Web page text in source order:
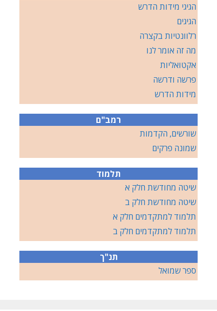
הגיגי מידות הדרש
הגיגים
רלוונטיות בקצרה
מה זה אומר לנו
אקטואליות
פרשה ודרשה
מידות הדרש
רמב"ם
שורשים, הקדמות
שמונה פרקים
תלמוד
שיטה מחודשת חלק א
שיטה מחודשת חלק ב
תלמוד למתקדמים חלק א
תלמוד למתקדמים חלק ב
תנ"ך
ספר שמואל